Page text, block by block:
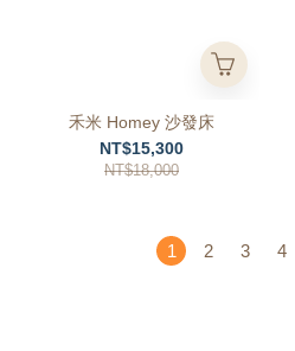
禾米 Homey 沙發床
NT$15,300
NT$18,000
1 2 3 4